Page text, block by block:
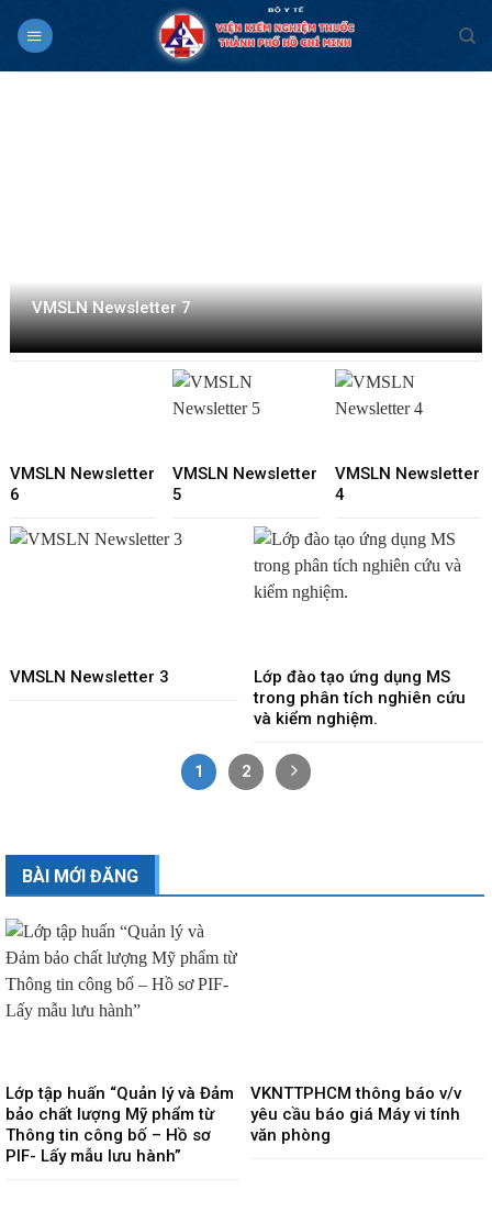
VMSLN Newsletter 7
VMSLN Newsletter
6
VMSLN Newsletter
5
VMSLN Newsletter
4
VMSLN Newsletter 3
Lớp đào tạo ứng dụng MS
trong phân tích nghiên cứu
và kiểm nghiệm.
1 2
BÀI MỚI ĐĂNG
Lớp tập huấn “Quản lý và Đảm
bảo chất lượng Mỹ phẩm từ
Thông tin công bố – Hồ sơ
PIF- Lấy mẫu lưu hành”
VKNTTPHCM thông báo v/v
yêu cầu báo giá Máy vi tính
văn phòng